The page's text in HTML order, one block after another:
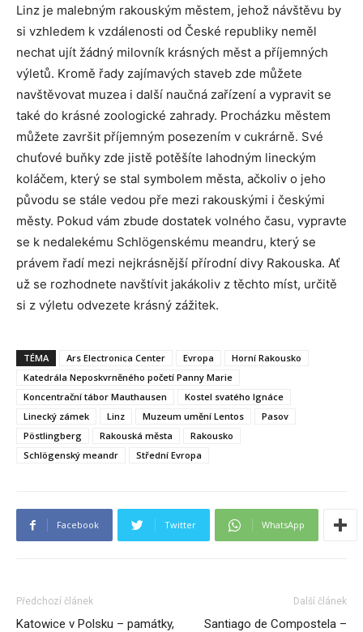
Linz je malebným rakouským městem, jehož návštěvu by
si vzhledem k vzdálenosti od České republiky neměl
nechat ujít žádný milovník krásných měst a příjemných
výletů. Kromě řady zajímavých staveb zde můžete
navštěvovat muzea i další naučná zařízení a vypravit se
také do krásné zoologické zahrady. Procházku městem
můžete završit příjemným posezením v cukrárně. Své
chuťové buňky zde jistě potěšíte lahodným lineckým
koláčem, který se stal symbolem města, ačkoliv o jeho
původu se stále vedou pře mezi rakouskými i českými
městy. Pokud vám zbude dostatek volného času, vypravte
se k nedalekému Schlögenskému meandru, který se
právem řadí mezi nejkrásnější přírodní divy Rakouska. Ať
už se rozhodnete navštívit jakákoliv z těchto míst, určitě
si z výletu odvezete krásný zážitek.
TÉMA Ars Electronica Center Evropa
Horní Rakousko
Katedrála Neposkvrněného početí Panny Marie
Koncentrační tábor Mauthausen
Kostel svatého Ignáce
Linecký zámek
Linz Muzeum umění Lentos
Pasov
Pöstlingberg
Rakouská města
Rakousko
Schlögenský meandr
Střední Evropa
Facebook Twitter WhatsApp
Předchozí článek
Katowice v Polsku – památky,
Další článek
Santiago de Compostela –